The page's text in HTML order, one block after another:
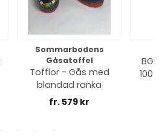
Sommarbodens
Gåsatoffel
Tofflor - Gås med
blandad ranka
fr. 579 kr